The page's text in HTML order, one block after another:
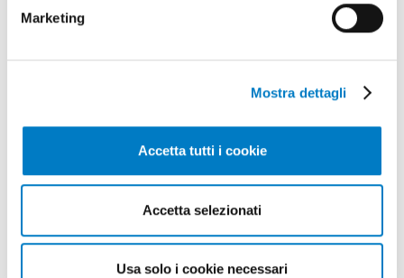
Marketing
Mostra dettagli
Accetta tutti i cookie
Accetta selezionati
Usa solo i cookie necessari
I PIÙ LETTI
degli ultimi numeri